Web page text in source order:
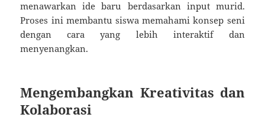
menawarkan ide baru berdasarkan input murid.
Proses ini membantu siswa memahami konsep seni
dengan cara yang lebih interaktif dan
menyenangkan.
Mengembangkan Kreativitas dan
Kolaborasi